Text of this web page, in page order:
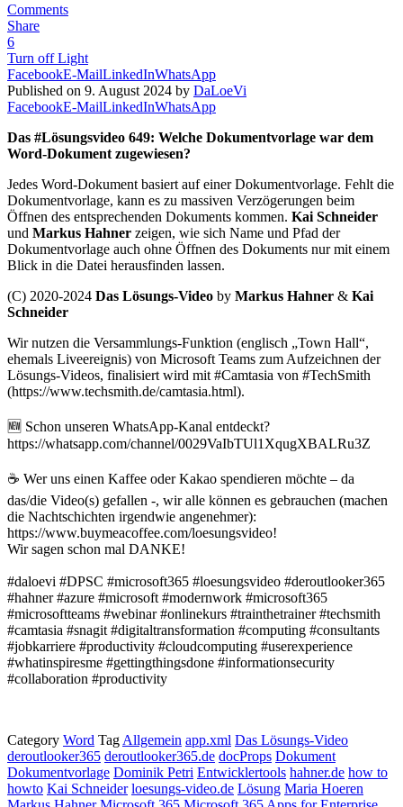
Comments
Share
6
Turn off Light
FacebookE-MailLinkedInWhatsApp
Published on 9. August 2024 by DaLoeVi
FacebookE-MailLinkedInWhatsApp
Das #Lösungsvideo 649: Welche Dokumentvorlage war dem
Word-Dokument zugewiesen?
Jedes Word-Dokument basiert auf einer Dokumentvorlage. Fehlt die
Dokumentvorlage, kann es zu massiven Verzögerungen beim
Öffnen des entsprechenden Dokuments kommen. Kai Schneider
und Markus Hahner zeigen, wie sich Name und Pfad der
Dokumentvorlage auch ohne Öffnen des Dokuments nur mit einem
Blick in die Datei herausfinden lassen.
(C) 2020-2024 Das Lösungs-Video by Markus Hahner & Kai
Schneider
Wir nutzen die Versammlungs-Funktion (englisch „Town Hall“,
ehemals Liveereignis) von Microsoft Teams zum Aufzeichnen der
Lösungs-Videos, finalisiert wird mit #Camtasia von #TechSmith
(https://www.techsmith.de/camtasia.html).
🆕 Schon unseren WhatsApp-Kanal entdeckt?
https://whatsapp.com/channel/0029VaIbTUl1XqugXBALRu3Z
☕ Wer uns einen Kaffee oder Kakao spendieren möchte – da
das/die Video(s) gefallen -, wir alle können es gebrauchen (machen
die Nachtschichten irgendwie angenehmer):
https://www.buymeacoffee.com/loesungsvideo!
Wir sagen schon mal DANKE!
#daloevi #DPSC #microsoft365 #loesungsvideo #deroutlooker365
#hahner #azure #microsoft #modernwork #microsoft365
#microsoftteams #webinar #onlinekurs #trainthetrainer #techsmith
#camtasia #snagit #digitaltransformation #computing #consultants
#jobkarriere #productivity #cloudcomputing #userexperience
#whatinspiresme #gettingthingsdone #informationsecurity
#collaboration #productivity
Category Word Tag Allgemein app.xml Das Lösungs-Video
deroutlooker365 deroutlooker365.de docProps Dokument
Dokumentvorlage Dominik Petri Entwicklertools hahner.de how to
howto Kai Schneider loesungs-video.de Lösung Maria Hoeren